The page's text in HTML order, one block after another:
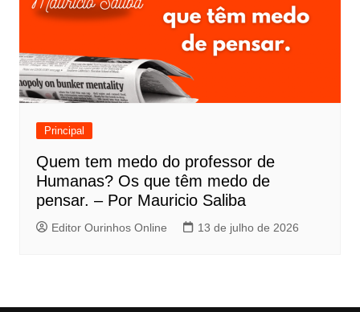
Principal
Quem tem medo do professor de
Humanas? Os que têm medo de
pensar. – Por Mauricio Saliba
Editor Ourinhos Online 13 de julho de 2026